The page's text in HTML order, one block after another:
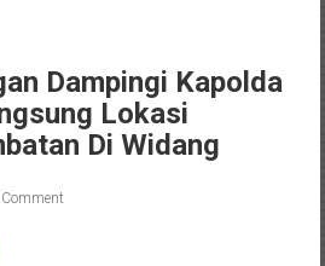
Dampingi Kapolda
Lokasi
Di Widang